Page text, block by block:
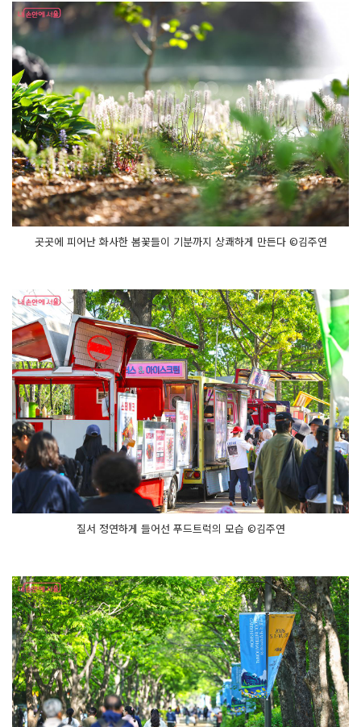
곳곳에 피어난 화사한 봄꽃들이 기분까지 상쾌하게 만든다 ©김주연
질서 정연하게 들어선 푸드트럭의 모습 ©김주연